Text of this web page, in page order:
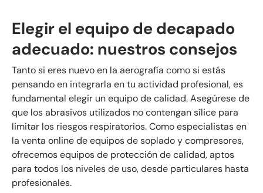
Elegir el equipo de decapado
adecuado: nuestros consejos
Tanto si eres nuevo en la aerografía como si estás
pensando en integrarla en tu actividad profesional, es
fundamental elegir un equipo de calidad. Asegúrese de
que los abrasivos utilizados no contengan sílice para
limitar los riesgos respiratorios. Como especialistas en
la venta online de equipos de soplado y compresores,
ofrecemos equipos de protección de calidad, aptos
para todos los niveles de uso, desde particulares hasta
profesionales.